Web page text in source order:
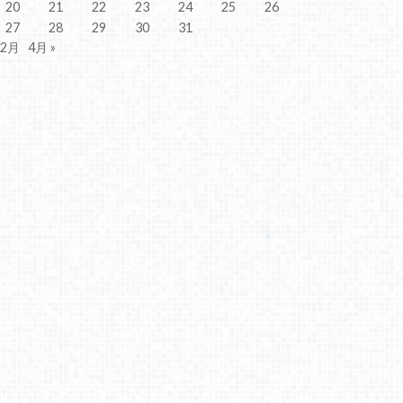
20 21 22 23 24 25
26
27
28 29 30
31
月
4月 »